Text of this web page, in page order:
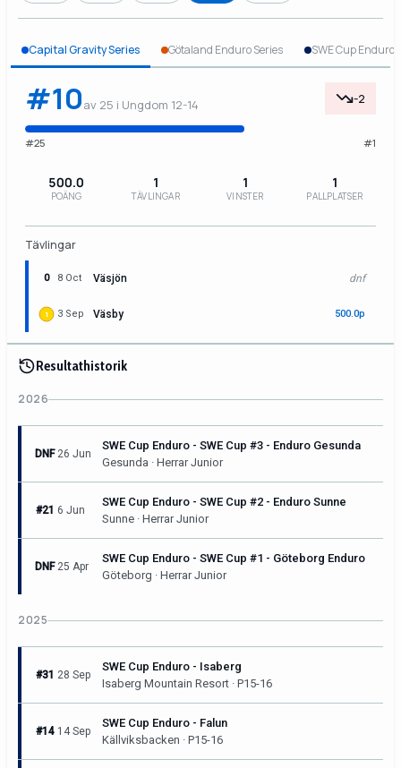
Capital Gravity Series Götaland Enduro Series SWE Cup Enduro
#10av 25 i Ungdom 12-14 -2
#25 #1
500.0
POÄNG
1
TÄVLINGAR
1
VINSTER
1
PALLPLATSER
Tävlingar
0 8 Oct Väsjön dnf
1 3 Sep Väsby 500.0p
Resultathistorik
2026
DNF 26 Jun
SWE Cup Enduro - SWE Cup #3 - Enduro Gesunda
Gesunda · Herrar Junior
#21 6 Jun
SWE Cup Enduro - SWE Cup #2 - Enduro Sunne
Sunne · Herrar Junior
DNF 25 Apr
SWE Cup Enduro - SWE Cup #1 - Göteborg Enduro
Göteborg · Herrar Junior
2025
#31 28 Sep
SWE Cup Enduro - Isaberg
Isaberg Mountain Resort · P15-16
#14 14 Sep
SWE Cup Enduro - Falun
Källviksbacken · P15-16